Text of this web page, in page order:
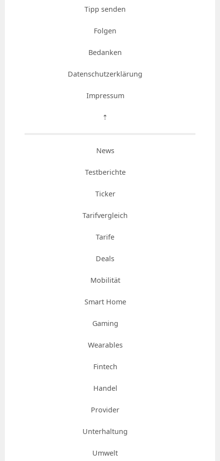
Tipp senden
Folgen
Bedanken
Datenschutzerklärung
Impressum
⇡
News
Testberichte
Ticker
Tarifvergleich
Tarife
Deals
Mobilität
Smart Home
Gaming
Wearables
Fintech
Handel
Provider
Unterhaltung
Umwelt